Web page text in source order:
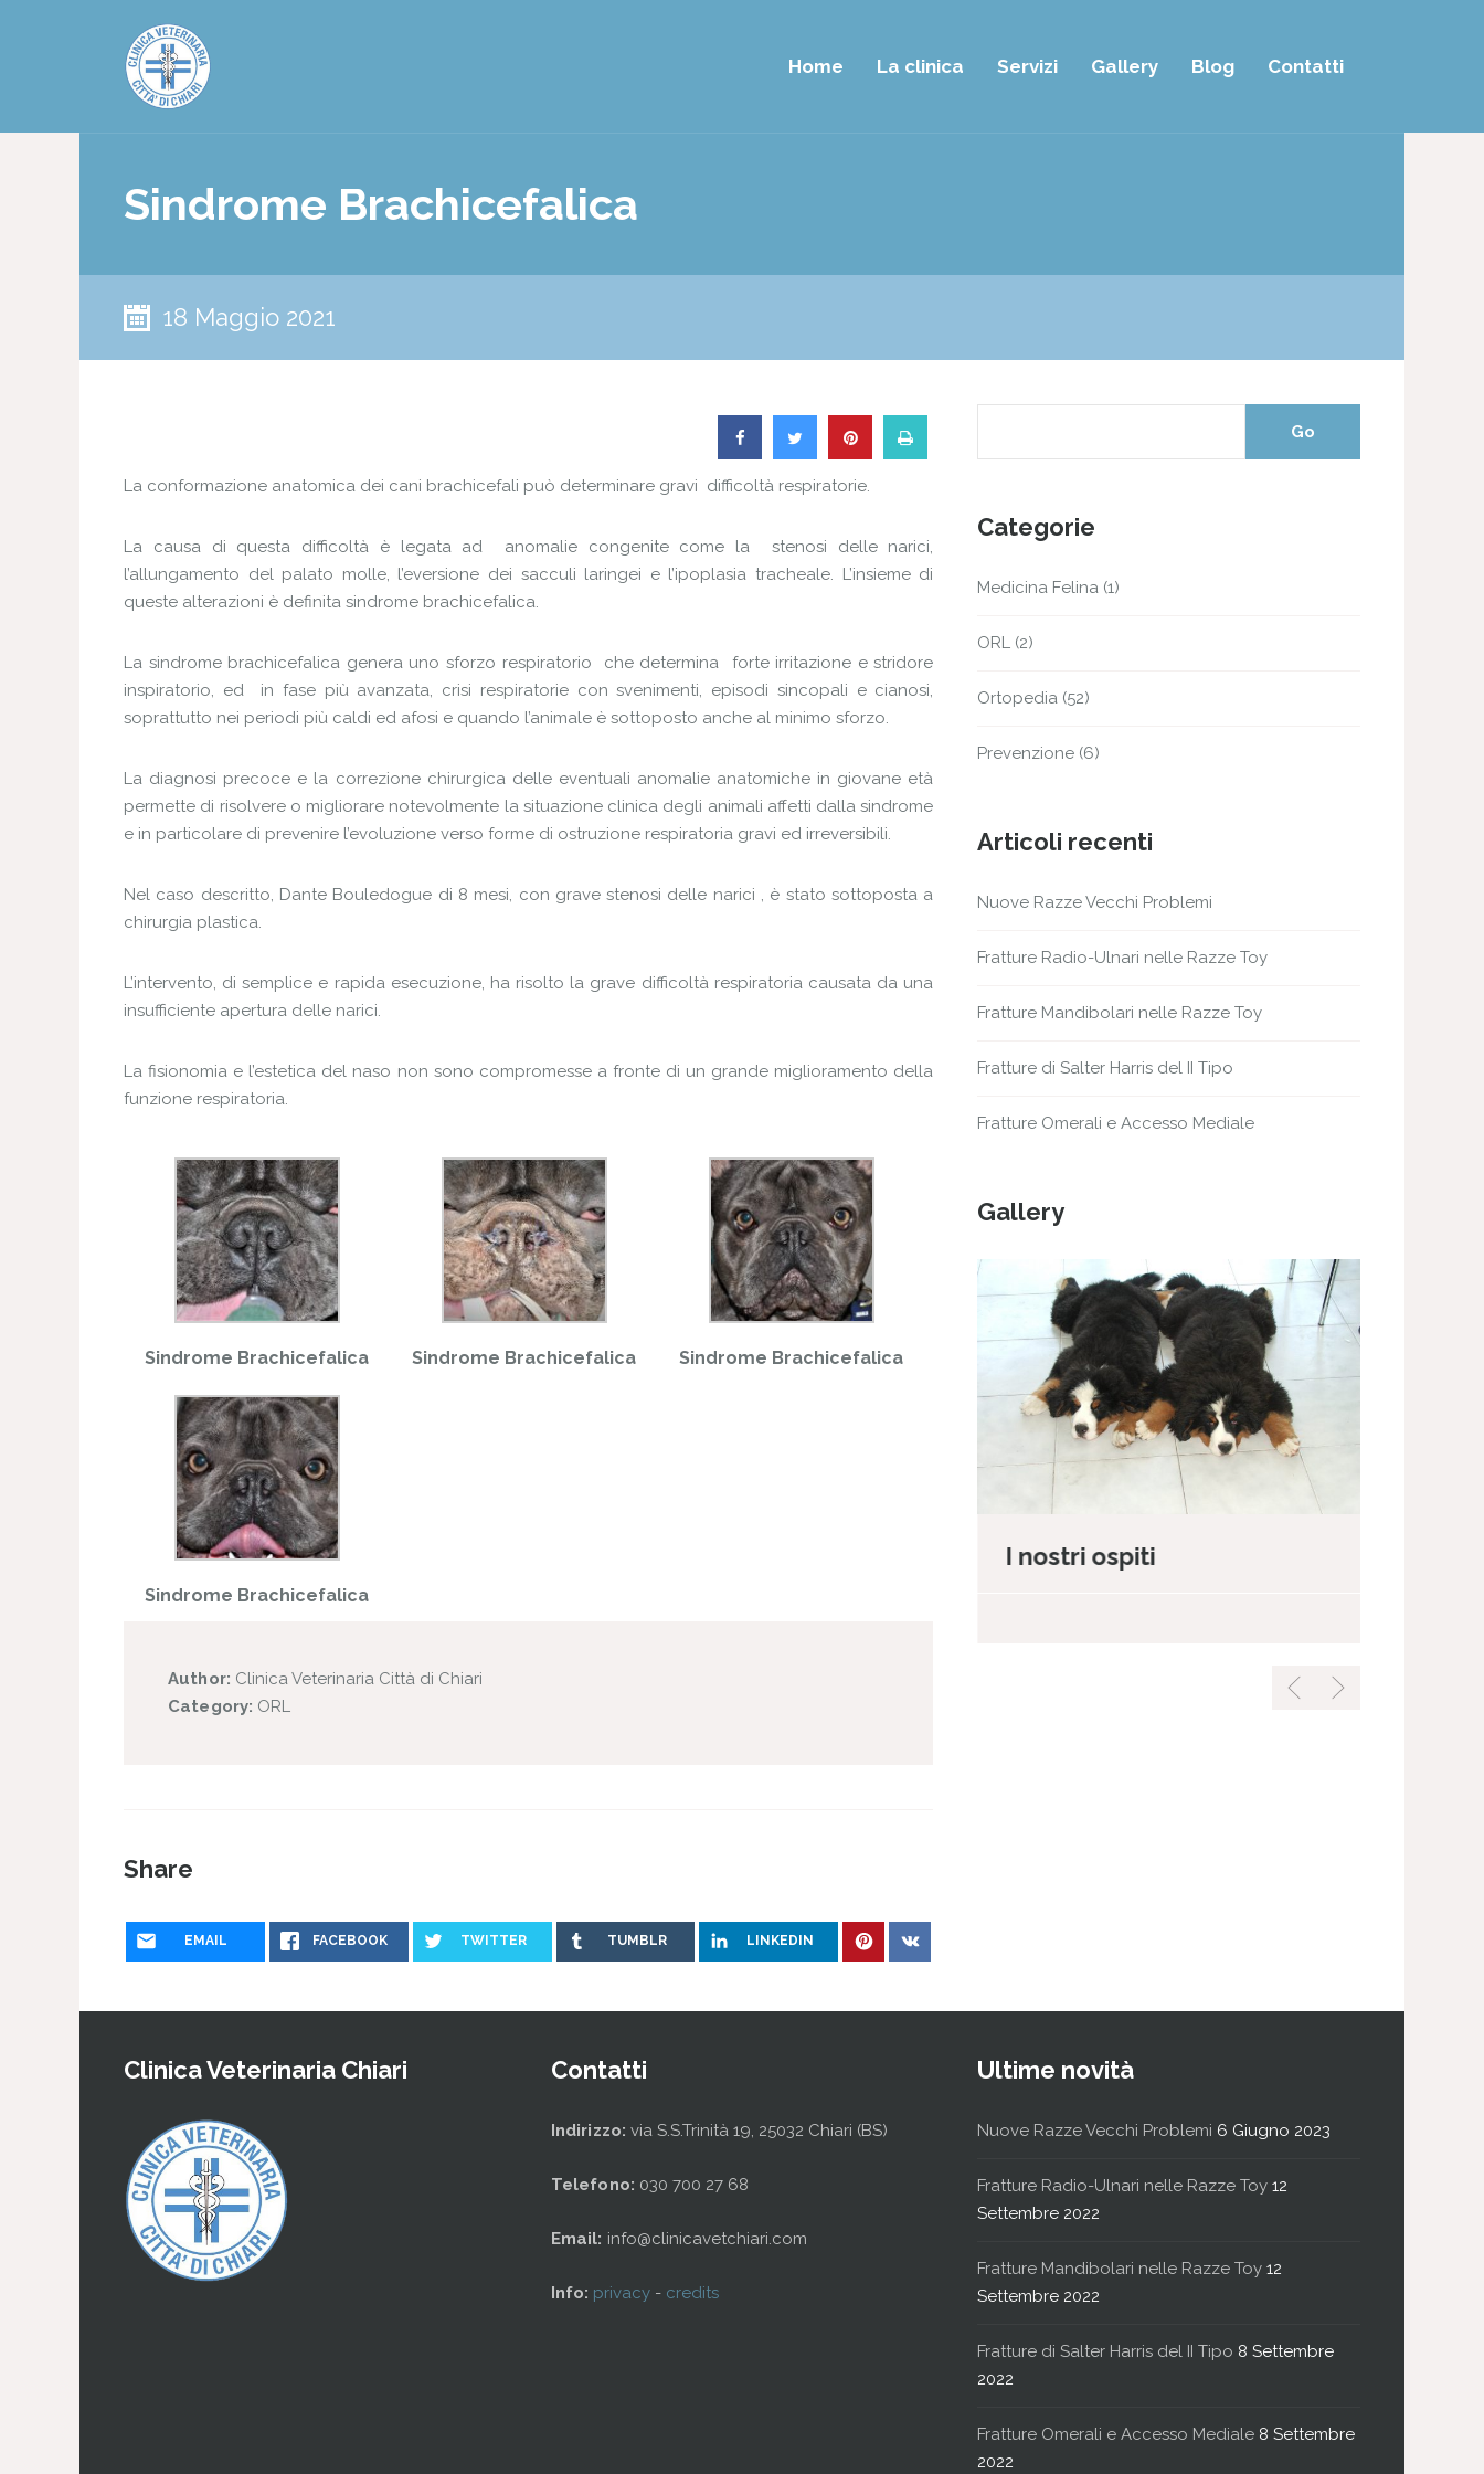
Home La clinica Servizi Gallery Blog Contatti
Sindrome Brachicefalica
18 Maggio 2021
La conformazione anatomica dei cani brachicefali può determinare gravi difficoltà respiratorie.
La causa di questa difficoltà è legata ad anomalie congenite come la stenosi delle narici,
l’allungamento del palato molle, l’eversione dei sacculi laringei e l’ipoplasia tracheale. L’insieme di
queste alterazioni è definita sindrome brachicefalica.
La sindrome brachicefalica genera uno sforzo respiratorio che determina forte irritazione e stridore
inspiratorio, ed in fase più avanzata, crisi respiratorie con svenimenti, episodi sincopali e cianosi,
soprattutto nei periodi più caldi ed afosi e quando l’animale è sottoposto anche al minimo sforzo.
La diagnosi precoce e la correzione chirurgica delle eventuali anomalie anatomiche in giovane età
permette di risolvere o migliorare notevolmente la situazione clinica degli animali affetti dalla sindrome
e in particolare di prevenire l’evoluzione verso forme di ostruzione respiratoria gravi ed irreversibili.
Nel caso descritto, Dante Bouledogue di 8 mesi, con grave stenosi delle narici , è stato sottoposta a
chirurgia plastica.
L’intervento, di semplice e rapida esecuzione, ha risolto la grave difficoltà respiratoria causata da una
insufficiente apertura delle narici.
La fisionomia e l’estetica del naso non sono compromesse a fronte di un grande miglioramento della
funzione respiratoria.
Sindrome Brachicefalica Sindrome Brachicefalica Sindrome Brachicefalica
Sindrome Brachicefalica
Author: Clinica Veterinaria Città di Chiari
Category: ORL
Share
EMAIL FACEBOOK TWITTER TUMBLR LINKEDIN
Categorie
Medicina Felina (1)
ORL (2)
Ortopedia (52)
Prevenzione (6)
Articoli recenti
Nuove Razze Vecchi Problemi
Fratture Radio-Ulnari nelle Razze Toy
Fratture Mandibolari nelle Razze Toy
Fratture di Salter Harris del II Tipo
Fratture Omerali e Accesso Mediale
Gallery
I nostri ospiti
Clinica Veterinaria Chiari Contatti
Indirizzo: via S.S.Trinità 19, 25032 Chiari (BS)
Telefono: 030 700 27 68
Email: info@clinicavetchiari.com
Info: privacy - credits
Ultime novità
Nuove Razze Vecchi Problemi 6 Giugno 2023
Fratture Radio-Ulnari nelle Razze Toy 12
Settembre 2022
Fratture Mandibolari nelle Razze Toy 12
Settembre 2022
Fratture di Salter Harris del II Tipo 8 Settembre
2022
Fratture Omerali e Accesso Mediale 8 Settembre
2022